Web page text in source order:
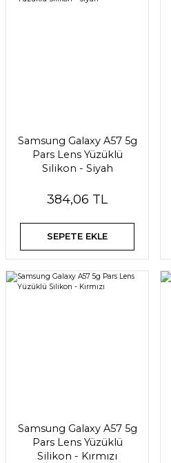
Samsung Galaxy A57 5g
Pars Lens Yüzüklü
Silikon - Siyah
384,06 TL
SEPETE EKLE
Samsung Galaxy A57 5g
Pars Lens Yüzüklü
Silikon - Kırmızı